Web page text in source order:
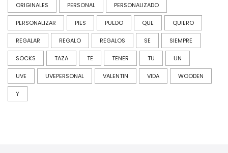
ORIGINALES PERSONAL PERSONALIZADO
PERSONALIZAR PIES PUEDO QUE QUIERO
REGALAR REGALO REGALOS SE SIEMPRE
SOCKS TAZA TE TENER TU UN
UVE UVEPERSONAL VALENTIN VIDA WOODEN
Y